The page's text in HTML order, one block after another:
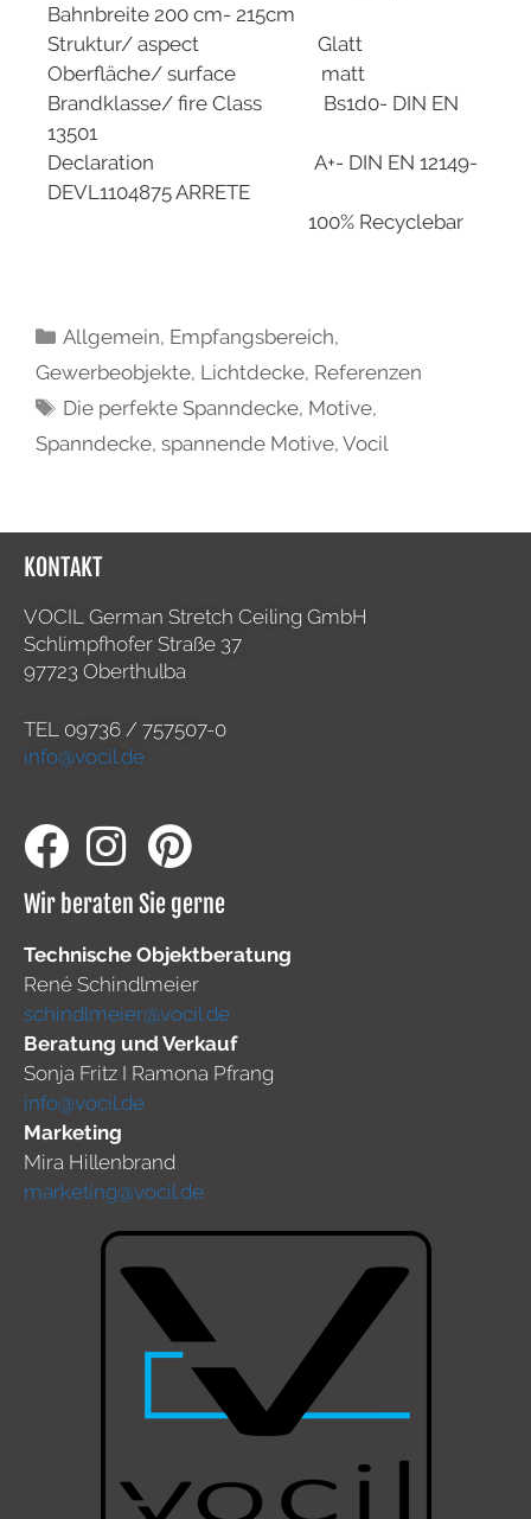
Bahnbreite 200 cm- 215cm
Struktur/ aspect Glatt
Oberfläche/ surface matt
Brandklasse/ fire Class Bs1d0- DIN EN
13501
Declaration A+- DIN EN 12149-
DEVL1104875 ARRETE
100% Recyclebar
Allgemein, Empfangsbereich,
Gewerbeobjekte, Lichtdecke, Referenzen
Die perfekte Spanndecke, Motive,
Spanndecke, spannende Motive, Vocil
KONTAKT
VOCIL German Stretch Ceiling GmbH
Schlimpfhofer Straße 37
97723 Oberthulba
TEL 09736 / 757507-0
info@vocil.de
Wir beraten Sie gerne
Technische Objektberatung
René Schindlmeier
schindlmeier@vocil.de
Beratung und Verkauf
Sonja Fritz I Ramona Pfrang
info@vocil.de
Marketing
Mira Hillenbrand
marketing@vocil.de